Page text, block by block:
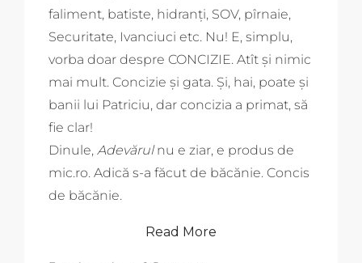
faliment, batiste, hidranți, SOV, pîrnaie,
Securitate, Ivanciuci etc. Nu! E, simplu,
vorba doar despre CONCIZIE. Atît și nimic
mai mult. Concizie și gata. Și, hai, poate și
banii lui Patriciu, dar concizia a primat, să
fie clar!
Dinule, Adevărulnu e ziar, e produs de
mic.ro. Adică s-a făcut de băcănie. Concis
de băcănie.
Read More